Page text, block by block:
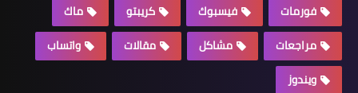
فورمات
فيسبوك كريبتو
ماك
مراجعات
مشاكل مقالات
واتساب
ويندوز